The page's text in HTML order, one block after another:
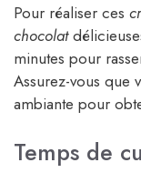
Pour réaliser ces
chocolat
minutes pour
Assurez-vous que
ambiante pour
Temps de